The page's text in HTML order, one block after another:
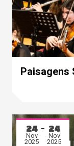
Paisagens
24
Nov
2025
24
Nov
2025